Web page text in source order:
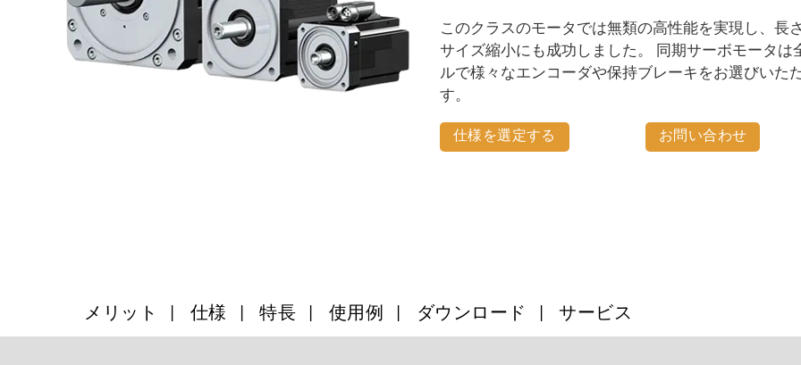
このクラスのモータでは無類の高性能を実現し、長
サイズ縮小にも成功しました。 同期サーボモータは
ルで様々なエンコーダや保持ブレーキをお選びいた
す。
仕様を選定する お問い合わせ
メリット 仕様 特長 使用例 ダウンロード サービス